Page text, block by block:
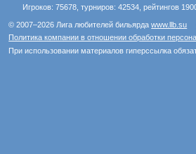
Игроков: 75678, турниров: 42534, рейтингов
© 2007–2026 Лига любителей бильярдаwww.llb.su
Политика компании в отношении обработки
При использовании материалов гиперссылка